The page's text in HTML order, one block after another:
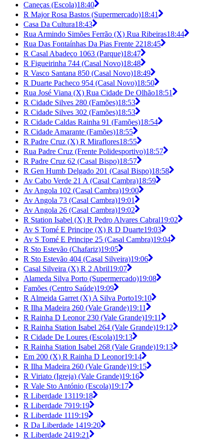
Caneças (Escola)18:40
R Major Rosa Bastos (Supermercado)18:41
Casa Da Cultura18:43
Rua Armindo Simões Ferrão (X) Rua Ribeiras18:44
Rua Das Fontaínhas Da Pias Frente 2218:45
R Casal Abadeço 1063 (Parque)18:47
R Figueirinha 744 (Casal Novo)18:48
R Vasco Santana 850 (Casal Novo)18:49
R Duarte Pacheco 954 (Casal Novo)18:50
Rua José Viana (X) Rua Cidade De Olhão18:51
R Cidade Silves 280 (Famões)18:53
R Cidade Silves 302 (Famões)18:53
R Cidade Caldas Rainha 91 (Famões)18:54
R Cidade Amarante (Famões)18:55
R Padre Cruz (X) R Miraflores18:55
Rua Padre Cruz (Frente Polidesportivo)18:57
R Padre Cruz 62 (Casal Bispo)18:57
R Gen Humb Delgado 201 (Casal Bispo)18:58
Av Cabo Verde 21 A (Casal Cambra)18:59
Av Angola 102 (Casal Cambra)19:00
Av Angola 73 (Casal Cambra)19:01
Av Angola 26 (Casal Cambra)19:02
R Station Isabel (X) R Pedro Alvares Cabral19:02
Av S Tomé E Principe (X) R D Duarte19:03
Av S Tomé E Principe 25 (Casal Cambra)19:04
R Sto Estevão (Chafariz)19:05
R Sto Estevão 404 (Casal Silveira)19:06
Casal Silveira (X) R 2 Abril19:07
Alameda Silva Porto (Supermercado)19:08
Famões (Centro Saúde)19:09
R Almeida Garret (X) A Silva Porto19:10
R Ilha Madeira 260 (Vale Grande)19:11
R Rainha D Leonor 230 (Vale Grande)19:11
R Rainha Station Isabel 264 (Vale Grande)19:12
R Cidade De Loures (Escola)19:13
R Rainha Station Isabel 268 (Vale Grande)19:13
Em 200 (X) R Rainha D Leonor19:14
R Ilha Madeira 260 (Vale Grande)19:15
R Viriato (Igreja) (Vale Grande)19:16
R Vale Sto António (Escola)19:17
R Liberdade 13119:18
R Liberdade 7919:19
R Liberdade 1119:19
R Da Liberdade 1419:20
R Liberdade 2419:21